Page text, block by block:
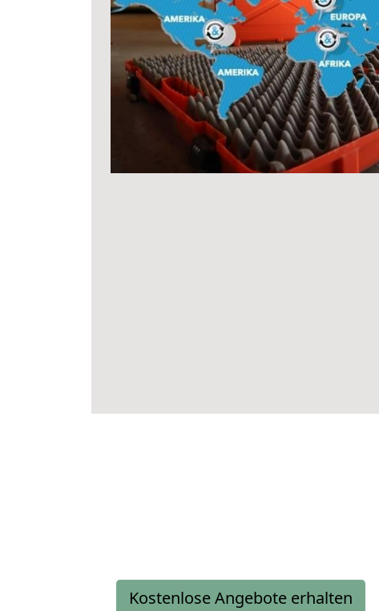
Kostenlose Angebote erhalten